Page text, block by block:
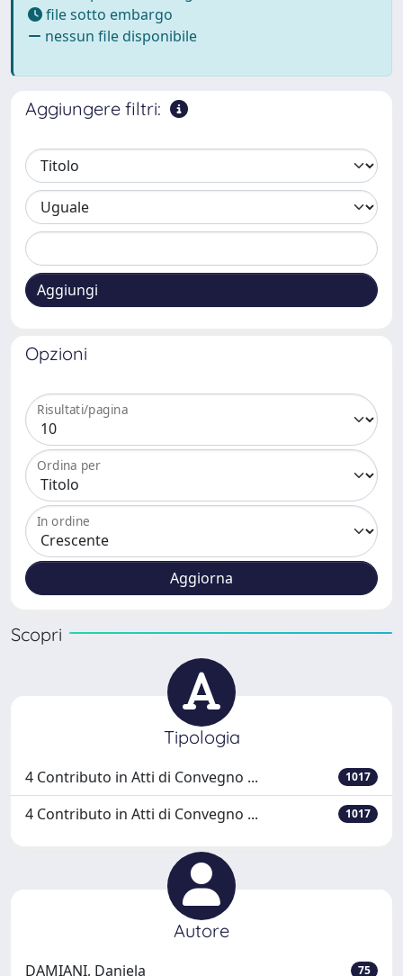
file sotto embargo
nessun file disponibile
Aggiungere filtri:
Aggiungi
Opzioni
Risultati/pagina
Ordina per
In ordine
Scopri
Tipologia
4 Contributo in Atti di Convegno ... 1017
4 Contributo in Atti di Convegno ... 1017
Autore
DAMIANI, Daniela 75